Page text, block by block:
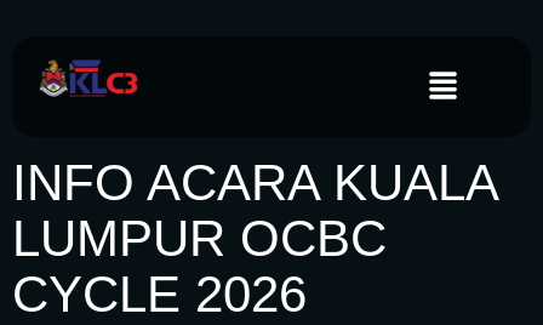
INFO ACARA KUALA
LUMPUR OCBC
CYCLE 2026